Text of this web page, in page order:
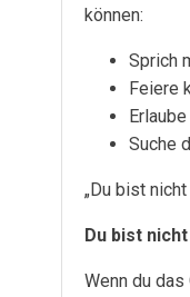
können:
Sprich
Feiere
Suche
„Du bist
Du bist
Wenn du